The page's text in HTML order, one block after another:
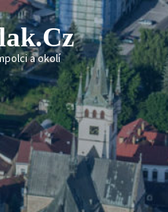
a okolí